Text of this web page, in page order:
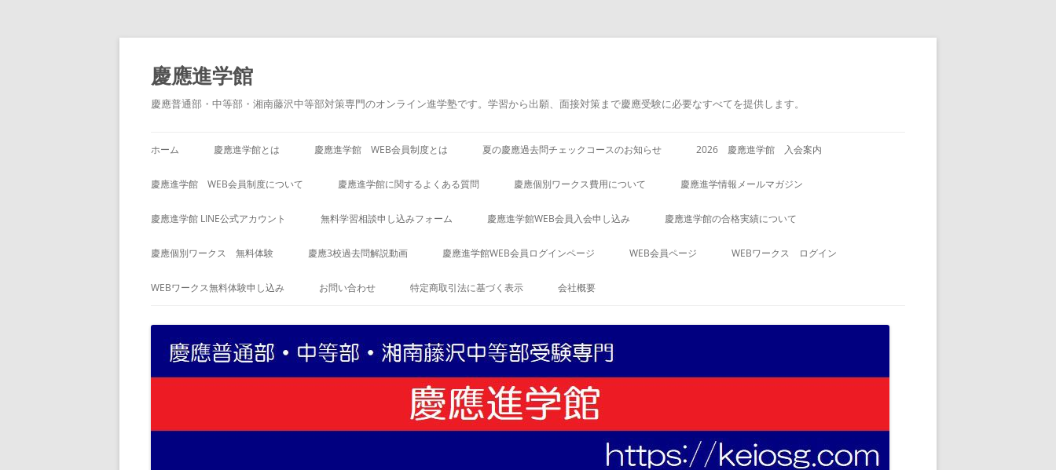
コ
テ
ン
ツ
へ
ス
慶應進学館
慶應普通部・中等部・湘南藤沢中等部対策専門のオンライン進学塾です。学習から出願、面接対策まで慶應受験に必要なすべてを提供します。
ホーム 慶應進学館とは 慶應進学館 WEB会員制度とは 夏の慶應過去問チェックコースのお知らせ 2026 慶應進学館 入会案内
慶應進学館 WEB会員制度について 慶應進学館に関するよくある質問 慶應個別ワークス費用について 慶應進学情報メールマガジン
慶應進学館 LINE公式アカウント 無料学習相談申し込みフォーム 慶應進学館WEB会員入会申し込み 慶應進学館の合格実績について
慶應個別ワークス 無料体験 慶應3校過去問解説動画 慶應進学館WEB会員ログインページ WEB会員ページ WEBワークス ログイン
WEBワークス無料体験申し込み お問い合わせ 特定商取引法に基づく表示 会社概要